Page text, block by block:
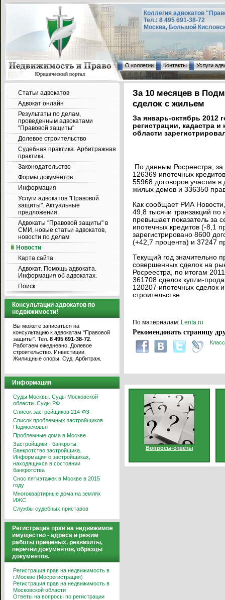
Коллегия адвокатов
Тел.: 8 495 691-38-72
Москва, Большой
О коллегии Контакты Услуги
Статьи адвокатов
Адвокат онлайн
Результаты по делам,
проведенным адвокатами
"Правовой защиты"
Долевое строительство
Судебная практика. Арбитражная
практика.
Законодательство
Формы документов
Информация
Услуги адвокатов "Правовой
защиты". Актуальные
предложения.
Адвокаты "Правовой защиты" в
СМИ, новые статьи адвокатов,
новости по делам
Новости
Карта сайта
Адвокат. Помощь адвоката.
Информация об адвокатах.
Поиск
Консультации адвокатов по
недвижимости!
Вы можете записаться на
консультацию к адвокатам "Правовой
защиты". Тел. 8 495 691-38-72
Работаем ежедневно. Долевое
строительство. Инвестиции.
Жилищные споры. Суд. Арбитраж.
Информация
Суды Москвы. Суды Московской
области. Суды РФ
Список застройщиков 214-ФЗ
Список проблемных застройщиков
Подмосковья
Проблемные дома в Москве
Застройщики - банкроты.
Банкротство застройщика.
Информация о застройщиках,
находящихся в состоянии
банкротства
Снос пятиэтажек в Москве в 2015
году
Многоквартирные дома на землях
ИЖС
Службы судебных приставов
Регистрация прав на недвижимое
имущество - адреса и режим
работы приемных, реквизиты,
перечни документов, образцы
документов.
Регистрация прав на недвижимость в
г.Москве (Мосрегистрация)
Регистрация прав на недвижимость в
Московской области
Ответы на вопросы по регистрации
За 10 месяцев в
сделок с жильем
За январь-октябрь 2012
регистрации, кадастра
области
По данным Росреестра,
126369 ипотечных
55968 договоров участия
жилых домов и 336350
Как сообщает РИА
49,8 тысячи транзакций
превышает показатель за
ипотечных кредитов (-8,1
зарегистрировано 8600
(+42,7 процента) и 37247
Текущий год значительно
совершенных сделок на
Росреестра, по итогам
361708 сделок купли-
120207 ипотечных сделок
строительстве.
По материалам: Lenta.ru
Рекомендовать страницу
Вопросы-ответы